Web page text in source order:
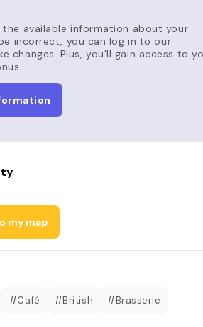
available information about your
incorrect, you can log in to our
changes. Plus, you'll gain access to
my map
#Café #British #Brasserie